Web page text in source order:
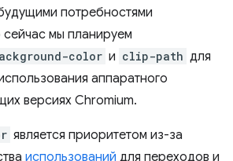
потребностями
мы планируем
color и clip-path для
аппаратного
версиях Chromium.
является приоритетом из-за
использований для переходов и